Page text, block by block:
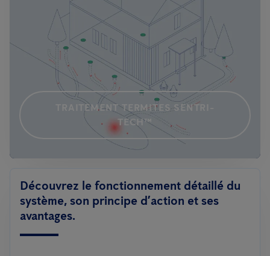
TRAITEMENT TERMITES SENTRI-
TECH™
Découvrez le fonctionnement détaillé du
système, son principe d’action et ses
avantages.